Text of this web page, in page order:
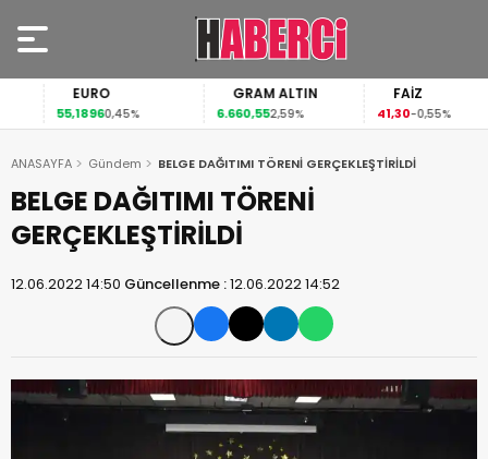
EURO
55,18960,45%
GRAM ALTIN
6.660,552,59%
FAİZ
41,30-0,55%
ANASAYFA Gündem BELGE DAĞITIMI TÖRENİ GERÇEKLEŞTİRİLDİ
BELGE DAĞITIMI TÖRENİ
GERÇEKLEŞTİRİLDİ
12.06.2022 14:50 Güncellenme :12.06.2022 14:52